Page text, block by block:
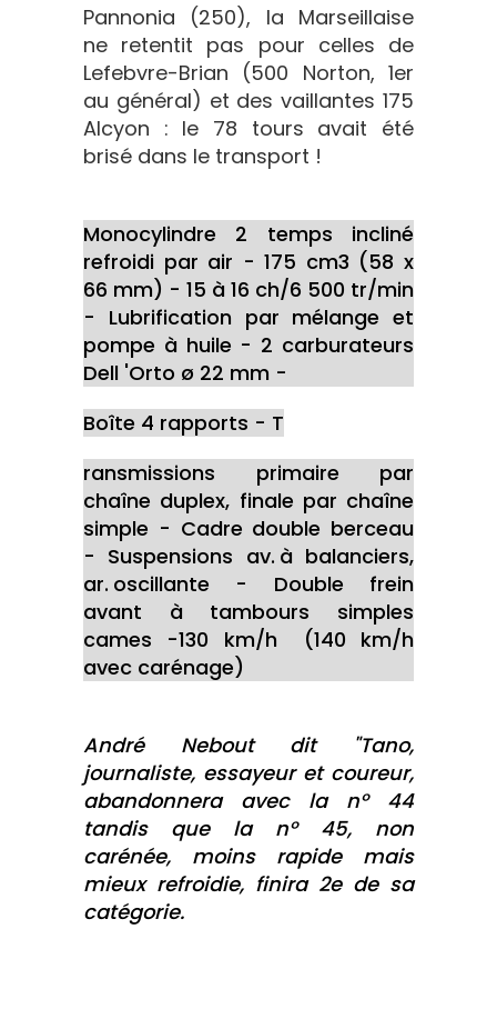
Pannonia (250), la Marseillaise
ne retentit pas pour celles de
Lefebvre-Brian (500 Norton, 1er
au général) et des vaillantes 175
Alcyon : le 78 tours avait été
brisé dans le transport !
Monocylindre 2 temps incliné
refroidi par air - 175 cm3 (58 x
66 mm) - 15 à 16 ch/6 500 tr/min
- Lubrification par mélange et
pompe à huile - 2 carburateurs
Dell 'Orto ø 22 mm -
Boîte 4 rapports - T
ransmissions primaire par
chaîne duplex, finale par chaîne
simple - Cadre double berceau
- Suspensions av. à balanciers,
ar. oscillante - Double frein
avant à tambours simples
cames -130 km/h (140 km/h
avec carénage)
André Nebout dit "Tano,
journaliste, essayeur et coureur,
abandonnera avec la n° 44
tandis que la n° 45, non
carénée, moins rapide mais
mieux refroidie, finira 2e de sa
catégorie.